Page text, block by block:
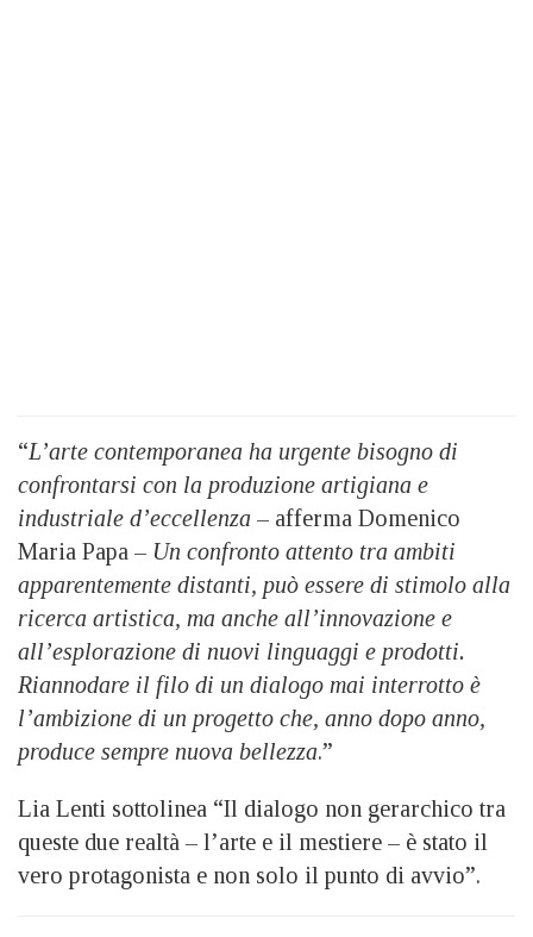
“L’arte contemporanea ha urgente bisogno di
confrontarsi con la produzione artigiana e
industriale d’eccellenza – afferma Domenico
Maria Papa – Un confronto attento tra ambiti
apparentemente distanti, può essere di stimolo alla
ricerca artistica, ma anche all’innovazione e
all’esplorazione di nuovi linguaggi e prodotti.
Riannodare il filo di un dialogo mai interrotto è
l’ambizione di un progetto che, anno dopo anno,
produce sempre nuova bellezza.”
Lia Lenti sottolinea “Il dialogo non gerarchico tra
queste due realtà – l’arte e il mestiere – è stato il
vero protagonista e non solo il punto di avvio”.